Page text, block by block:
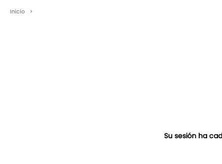
Inicio >
Su sesión ha